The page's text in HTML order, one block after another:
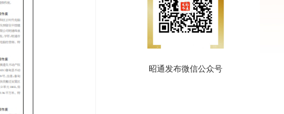
昭通发布微信公众号